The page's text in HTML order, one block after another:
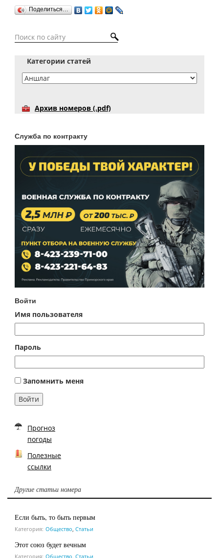
Поделиться…
Категории статей
Архив номеров (.pdf)
Служба по контракту
Войти
Имя пользователя
Пароль
Запомнить меня
Войти
Прогноз
погоды
Полезные
ссылки
Другие статьи номера
Если быть, то быть первым
Категория: Общество Статьи
Этот союз будет вечным
Категория: Общество Статьи